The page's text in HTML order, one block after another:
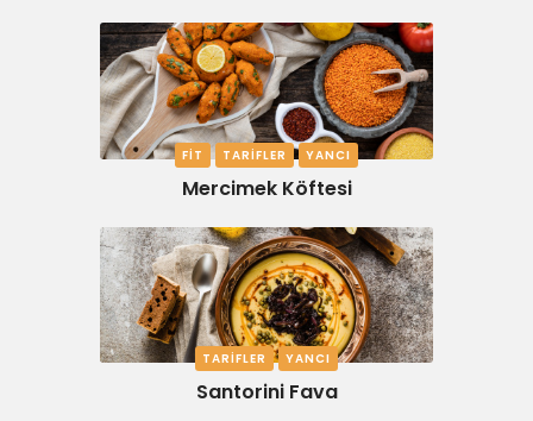
FIT TARIFLER YANCI
Mercimek Köftesi
TARIFLER YANCI
Santorini Fava